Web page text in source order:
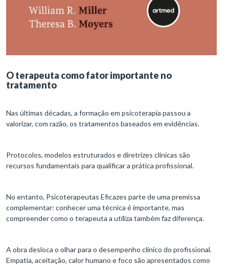
O terapeuta como fator importante no
tratamento
Nas últimas décadas, a formação em psicoterapia passou a
valorizar, com razão, os tratamentos baseados em evidências.
Protocolos, modelos estruturados e diretrizes clínicas são
recursos fundamentais para qualificar a prática profissional.
No entanto, Psicoterapeutas Eficazes parte de uma premissa
complementar: conhecer uma técnica é importante, mas
compreender como o terapeuta a utiliza também faz diferença.
A obra desloca o olhar para o desempenho clínico do profissional.
Empatia, aceitação, calor humano e foco são apresentados como